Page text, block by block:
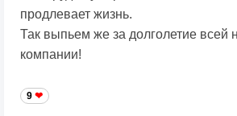
продлевает жизнь.
Так выпьем же за долголетие всей
компании!
9